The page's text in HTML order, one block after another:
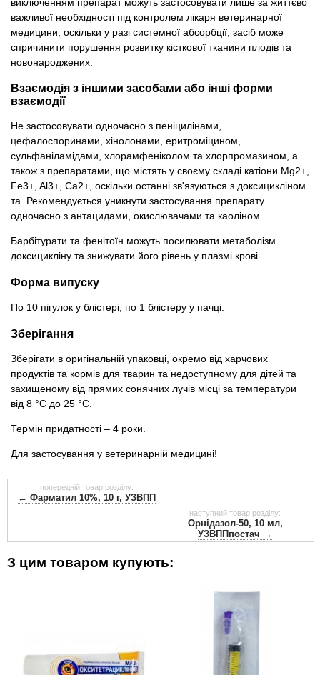
важливої ​​необхідності під контролем лікаря ветеринарної
медицини, оскільки у разі системної абсорбції, засіб може
спричинити порушення розвитку кісткової тканини плодів та
новонароджених.
Взаємодія з іншими засобами або інші форми
взаємодії
Не застосовувати одночасно з пеніцилінами,
цефалоспоринами, хінолонами, еритроміцином,
сульфаніламідами, хлорамфеніколом та хлорпромазином, а
також з препаратами, що містять у своєму складі катіони Mg2+,
Fe3+, Al3+, Ca2+, оскільки останні зв'язуються з доксицикліном
та. Рекомендується уникнути застосування препарату
одночасно з антацидами, окислювачами та каоліном.
Барбітурати та фенітоїн можуть посилювати метаболізм
доксицикліну та знижувати його рівень у плазмі крові.
Форма випуску
По 10 пігулок у блістері, по 1 блістеру у пачці.
Зберігання
Зберігати в оригінальній упаковці, окремо від харчових
продуктів та кормів для тварин та недоступному для дітей та
захищеному від прямих сонячних лучів місці за температури
від 8 °C до 25 °C.
Термін придатності – 4 роки.
Для застосування у ветеринарній медицині!
попередній товар розділу:
← Фарматил 10%, 10 г, УЗВПП
наступний товар розділу:
Орнідазол-50, 10 мл,
УЗВППпостач →
З цим товаром купують: